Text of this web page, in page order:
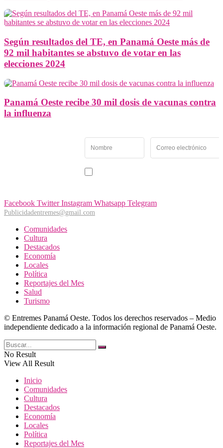
Según resultados del TE, en Panamá Oeste más de
92 mil habitantes se abstuvo de votar en las
elecciones 2024
Panamá Oeste recibe 30 mil dosis de vacunas contra
la influenza
Facebook Twitter Instagram Whatsapp Telegram
Publicidadentremes@gmail.com
Comunidades
Cultura
Destacados
Economía
Locales
Política
Reportajes del Mes
Salud
Turismo
© Entremes Panamá Oeste. Todos los derechos reservados – Medio
independiente dedicado a la información regional de Panamá Oeste.
No Result
View All Result
Inicio
Comunidades
Cultura
Destacados
Economía
Locales
Política
Reportajes del Mes